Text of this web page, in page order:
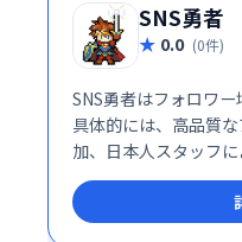
SNS勇者
0.0 (0件)
SNS勇者はフォロワー
具体的には、高品質
加、日本人スタッフ
少補填、返金保証を
みとしており、お客様
ております。